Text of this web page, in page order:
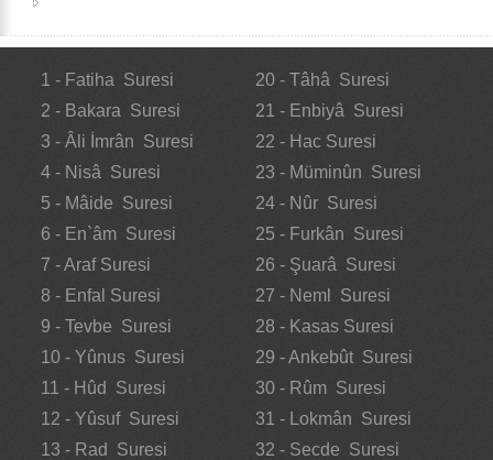
1 - Fatiha Suresi
2 - Bakara Suresi
3 - Âli İmrân Suresi
4 - Nisâ Suresi
5 - Mâide Suresi
6 - En`âm Suresi
7 - Araf Suresi
8 - Enfal Suresi
9 - Tevbe Suresi
10 - Yûnus Suresi
11 - Hûd Suresi
12 - Yûsuf Suresi
13 - Rad Suresi
20 - Tâhâ Suresi
21 - Enbiyâ Suresi
22 - Hac Suresi
23 - Müminûn Suresi
24 - Nûr Suresi
25 - Furkân Suresi
26 - Şuarâ Suresi
27 - Neml Suresi
28 - Kasas Suresi
29 - Ankebût Suresi
30 - Rûm Suresi
31 - Lokmân Suresi
32 - Secde Suresi